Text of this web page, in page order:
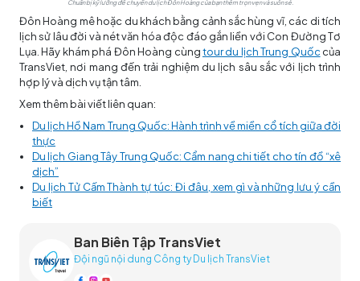
Chuẩn bị kỹ lưỡng để chuyến du lịch Đôn Hoàng của bạn thêm trọn vẹn và suôn sẻ.
Đôn Hoàng mê hoặc du khách bằng cảnh sắc hùng vĩ, các di tích
lịch sử lâu đời và nét văn hóa độc đáo gắn liền với Con Đường Tơ
Lụa. Hãy khám phá Đôn Hoàng cùngtour du lịch Trung Quốc của
TransViet, nơi mang đến trải nghiệm du lịch sâu sắc với lịch trình
hợp lý và dịch vụ tận tâm.
Xem thêm bài viết liên quan:
Du lịch Hồ Nam Trung Quốc: Hành trình về miền cổ tích giữa đời
thực
Du lịch Giang Tây Trung Quốc: Cẩm nang chi tiết cho tín đồ “xê
dịch”
Du lịch Tử Cấm Thành tự túc: Đi đâu, xem gì và những lưu ý cần
biết
Ban Biên Tập TransViet
Đội ngũ nội dung Công ty Du lịch TransViet